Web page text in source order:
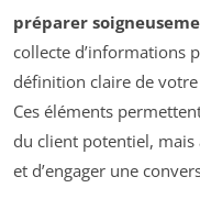
préparer
collecte d’informations
définition claire de votre
Ces éléments
du client potentiel, mais
et d’engager une